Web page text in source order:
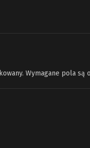
Wymagane pola są